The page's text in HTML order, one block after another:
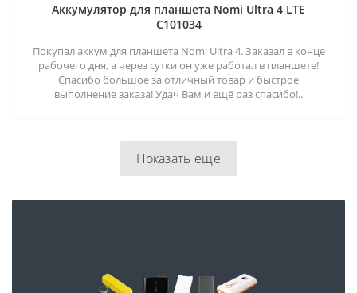
Аккумулятор для планшета Nomi Ultra 4 LTE
C101034
Покупал аккум для планшета Nomi Ultra 4. Заказал в конце
рабочего дня, а через сутки он уже работал в планшете!
Спасибо большое за отличный товар и быстрое
выполнение заказа! Удач Вам и ещё раз спасибо!..
Показать еще